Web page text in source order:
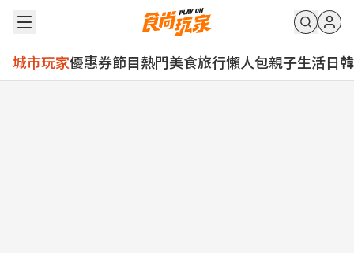
城市玩家優惠券節目熱門美食旅行懶人包親子生活日韓